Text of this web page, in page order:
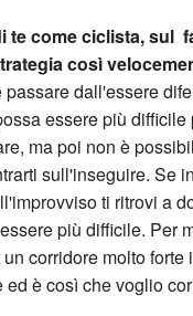
te come ciclista, sul
così
passare dall'essere
essere più difficile
ma poi non è
sull'inseguire. Se
ti ritrovi a
più difficile. Per
corridore molto forte
ed è così che voglio